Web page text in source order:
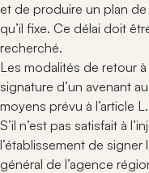
et de produire un plan
qu’il fixe. Ce délai doit
recherché.
Les modalités de retour
signature d’un avenant
moyens prévu à l’article
S’il n’est pas satisfait à
l’établissement de signer
général de l’agence